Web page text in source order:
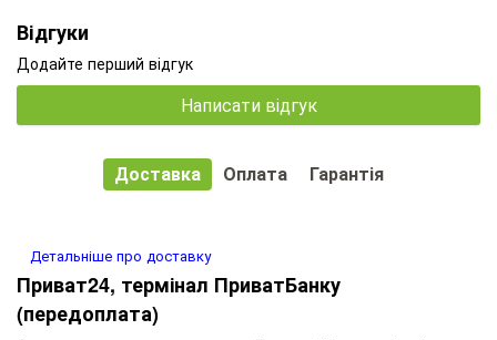
Відгуки
Додайте перший відгук
Написати відгук
Доставка Оплата Гарантія
Детальніше про доставку
Приват24, термінал ПриватБанку
(передоплата)